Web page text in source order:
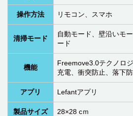
操作方法 リモコン、スマホ
清掃モード
自動モード、壁沿いモ
ード
機能
Freemove3.0テクノロ
充電、衝突防止、落下
アプリ Lefantアプリ
製品サイズ 28×28 cｍ